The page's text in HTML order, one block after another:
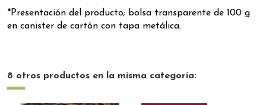
*Presentación del producto; bolsa transparente de 100 g
en canister de cartón con tapa metálica.
8 otros productos en la misma categoría: